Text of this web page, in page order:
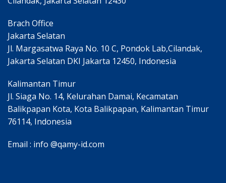
Brach Office
Jakarta Selatan
Jl. Margasatwa Raya No. 10 C, Pondok Lab,Cilandak,
Jakarta Selatan DKI Jakarta 12450, Indonesia
Kalimantan Timur
Jl. Siaga No. 14, Kelurahan Damai, Kecamatan
Balikpapan Kota, Kota Balikpapan, Kalimantan Timur
76114, Indonesia
Email : info @qamy-id.com